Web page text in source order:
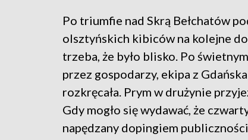
Po triumfie nad Skrą Bełchatów
olsztyńskich kibiców na kolejne
trzeba, że było blisko. Po
przez gospodarzy, ekipa z
rozkręcała. Prym w drużynie
Gdy mogło się wydawać, że
napędzany dopingiem